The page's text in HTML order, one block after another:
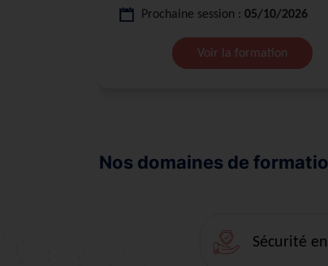
Prochaine session : 05/10/2026
Voir la formation
Nos domaines de
Sécurité